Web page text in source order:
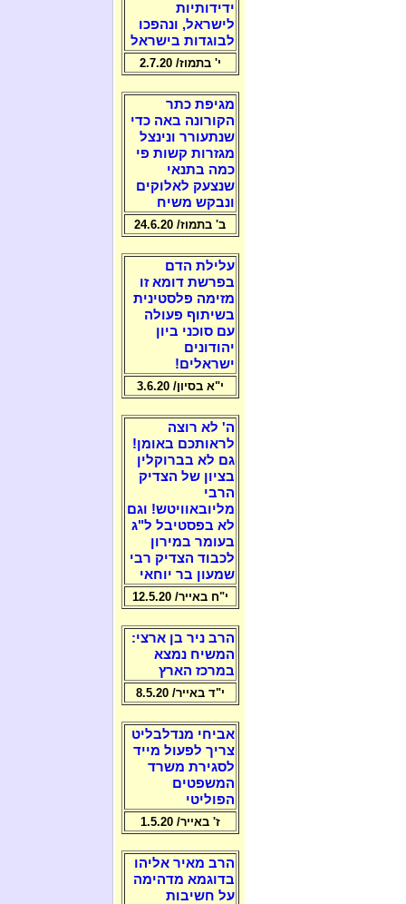
ידידותיות
לישראל, ונהפכו
לבוגדות בישראל
י' בתמוז/ 2.7.20
מגיפת כתר
הקורונה באה כדי
שנתעורר ונינצל
מגזרות קשות פי
כמה בתנאי
שנצעק לאלוקים
ונבקש משיח
ב' בתמוז/ 24.6.20
עלילת הדם
בפרשת דומא זו
מזימה פלסטינית
בשיתוף פעולה
עם סוכני ביון
יהודונים
ישראלים!
י"א בסיון/ 3.6.20
ה' לא רוצה
לראותכם באומן!
גם לא בברוקלין
בציון של הצדיק
הרבי
מליובאוויטש! וגם
לא בפסטיבל ל"ג
בעומר במירון
לכבוד הצדיק רבי
שמעון בר יוחאי
י"ח באייר/ 12.5.20
הרב ניר בן ארצי:
המשיח נמצא
במרכז הארץ
י"ד באייר/ 8.5.20
אביחי מנדלבליט
צריך לפעול מייד
לסגירת משרד
המשפטים
הפוליטי
ז' באייר/ 1.5.20
הרב מאיר אליהו
בדוגמא מדהימה
על חשיבות